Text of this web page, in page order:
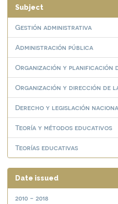
Subject
Gestión administrativa
Administración pública
Organización y planificación
Organización y dirección de
Derecho y legislación
Teoría y métodos educativos
Teorías educativas
Date issued
2010 - 2018